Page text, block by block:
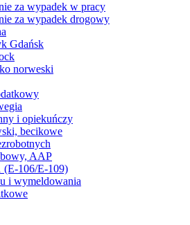
za wypadek w pracy
za wypadek drogowy
Gdańsk
norweski
i opiekuńczy
becikowe
AAP
(E-106/E-109)
i wymeldowania